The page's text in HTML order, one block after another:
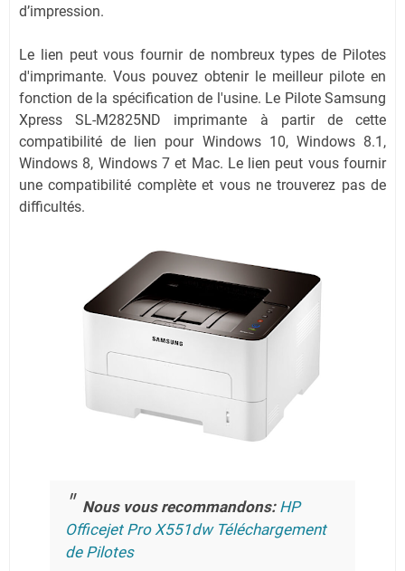
d’impression.
Le lien peut vous fournir de nombreux types de Pilotes
d'imprimante. Vous pouvez obtenir le meilleur pilote en
fonction de la spécification de l'usine. Le Pilote Samsung
Xpress SL-M2825ND imprimante à partir de cette
compatibilité de lien pour Windows 10, Windows 8.1,
Windows 8, Windows 7 et Mac. Le lien peut vous fournir
une compatibilité complète et vous ne trouverez pas de
difficultés.
Nous vous recommandons: HP
Officejet Pro X551dw Téléchargement
de Pilotes